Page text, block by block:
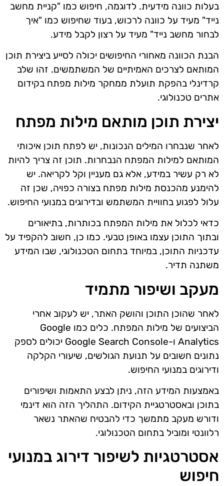
בעלות כוונה מידעית. לדוגמה, חיפוש כמו "קניית מחשב
נייד" מעיד על כוונה לרכוש, בעוד שחיפוש כמו "איך
לבחור מחשב נייד" מעיד על רצון לקבל מידע.
הבנת הכוונה מאחורי החיפושים יכולה לסייע ביצירת תוכן
המותאם לצרכים האמיתיים של המשתמשים. זהו שלב
קרדינלי בהפקת תועלת ממחקר מילות מפתח בקידום
אתרים טכנולוגי.
יצירת תוכן מותאם מילות מפתח
לאחר שנבחרו המילים הנכונות, יש לפתח תוכן איכותי
המותאם למילות המפתח הנבחרות. תוכן זה צריך להיות
לא רק עשיר במידע, אלא גם מעניין וקל לקריאה. יש
להימנע מהכנסת מילות מפתח בצורה כפויה, שכן זה
עלול לפגוע בחוויית המשתמש ובדירוגים במנועי החיפוש.
כדאי לכלול את מילות המפתח בכותרות, בתיאורים
ובתוך התוכן עצמו באופן טבעי. כמו כן, חשוב להקפיד על
עדכניות התוכן, במיוחד בתחום הטכנולוגי, שבו המידע
משתנה תדיר.
מעקב ושיפור מתמיד
לאחר שהוכן התוכן והושק האתר, יש לעקוב אחרי
הביצועים של מילות המפתח. כלים כמו Google
Analytics ו-Google Search Console יכולים לספק
נתונים חשובים על תנועת הגולשים, שיעורי הקלקה
ודירוגים במנועי החיפוש.
באמצעות המידע הזה, ניתן לבצע התאמות ושיפורים
בתוכן ובאסטרטגיית הקידום. התהליך הזה הוא דינמי
ודורש מעקב מתמשך כדי להבטיח שהאתר נשאר
רלוונטי ומוביל בתחום הטכנולוגי.
אסטרטגיות לשיפור דירוג במנועי
חיפוש